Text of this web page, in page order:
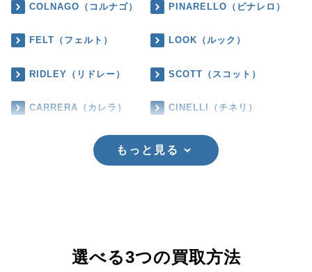
COLNAGO（コルナゴ） PINARELLO（ピナレロ）
FELT（フェルト） LOOK（ルック）
RIDLEY（リドレー） SCOTT（スコット）
CARRERA（カレラ） CINELLI（チネリ）
もっと見る
選べる3つの買取方法